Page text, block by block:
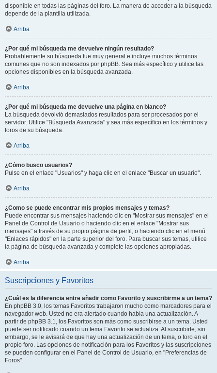
disponible en todas las páginas del foro. La manera de acceder a la búsqueda
depende de la plantilla utilizada.
Arriba
¿Por qué mi búsqueda me devuelve ningún resultado?
Probablemente su búsqueda fue muy general e incluye muchos términos
comunes que no son indexados por phpBB. Sea más específico y utilice las
opciones disponibles en la búsqueda avanzada.
Arriba
¿Por qué mi búsqueda me devuelve una página en blanco?
La búsqueda devolvió demasiados resultados para ser procesados por el
servidor. Utilice "Búsqueda Avanzada" y sea más específico en los términos y
foros de su búsqueda.
Arriba
¿Cómo busco usuarios?
Pulse en el enlace "Usuarios" y haga clic en el enlace "Buscar un usuario".
Arriba
¿Como se puede encontrar mis propios mensajes y temas?
Puede encontrar sus mensajes haciendo clic en "Mostrar sus mensajes" en el
Panel de Control de Usuario o haciendo clic en el enlace "Mostrar sus
mensajes" a través de su propio página de perfil, o haciendo clic en el menú
"Enlaces rápidos" en la parte superior del foro. Para buscar sus temas, utilice
la página de búsqueda avanzada y complete las opciones apropiadas.
Arriba
Suscripciones y Favoritos
¿Cuál es la diferencia entre añadir como Favorito y suscribirme a un tema?
En phpBB 3.0, los temas Favoritos trabajaron mucho como marcadores para el
navegador web. Usted no era alertado cuando había una actualización. A
partir de phpBB 3.1, los Favoritos son más como suscribirse a un tema. Usted
puede ser notificado cuando un tema Favorito se actualiza. Al suscribirte, sin
embargo, se le avisará de que hay una actualización de un tema, o foro en el
propio foro. Las opciones de notificación para los Favoritos y las suscripciones
se pueden configurar en el Panel de Control de Usuario, en "Preferencias de
Foros".